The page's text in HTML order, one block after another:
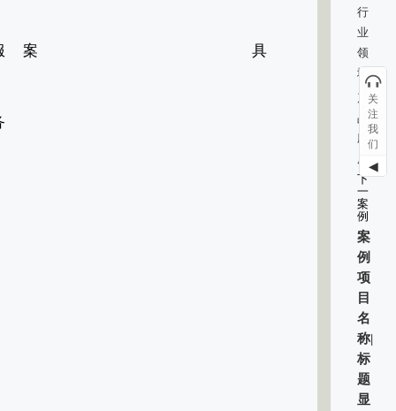
案 具
行
业
领
域：
产
品
应
用：
下
一
案
例
案
例
项
目
名
称|
标
题
显
关
注
我
们
◀